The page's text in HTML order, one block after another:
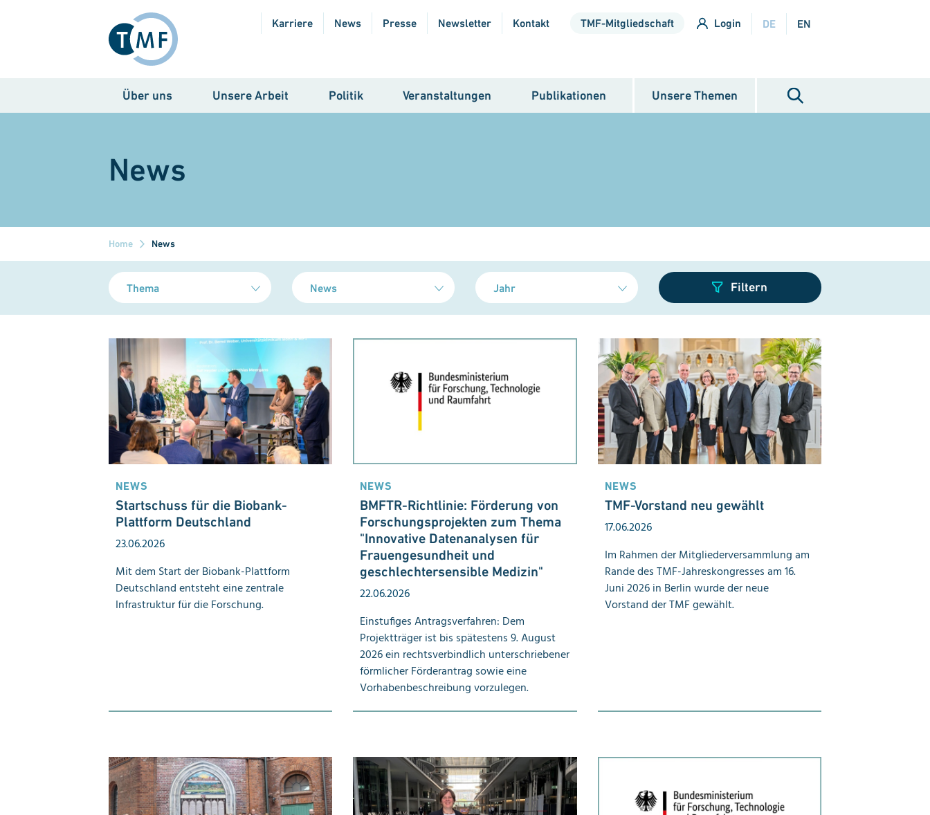
Karriere News Presse Newsletter Kontakt TMF-Mitgliedschaft Login DE EN
Über uns Unsere Arbeit Politik Veranstaltungen Publikationen Unsere Themen
News
Home News
Thema News Jahr
NEWS
Startschuss für die Biobank-
Plattform Deutschland
23.06.2026
Mit dem Start der Biobank-Plattform
Deutschland entsteht eine zentrale
Infrastruktur für die Forschung.
NEWS
BMFTR-Richtlinie: Förderung von
Forschungsprojekten zum Thema
"Innovative Datenanalysen für
Frauengesundheit und
geschlechtersensible Medizin"
22.06.2026
Einstufiges Antragsverfahren: Dem
Projektträger ist bis spätestens 9. August
2026 ein rechtsverbindlich unterschriebener
förmlicher Förderantrag sowie eine
Vorhabenbeschreibung vorzulegen.
NEWS
TMF-Vorstand neu gewählt
17.06.2026
Im Rahmen der Mitgliederversammlung am
Rande des TMF-Jahreskongresses am 16.
Juni 2026 in Berlin wurde der neue
Vorstand der TMF gewählt.